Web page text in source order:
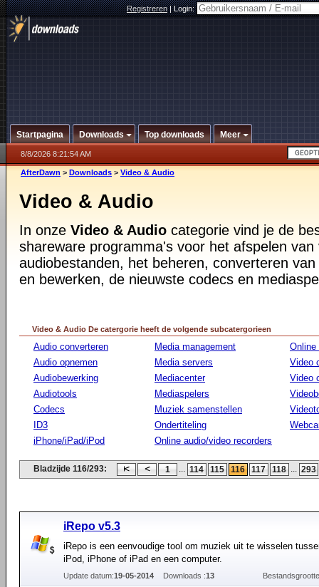
Registreren|Login:
Startpagina Downloads Top downloads Meer
8/8/2026 8:21:54 AM
AfterDawn > Downloads > Video & Audio
Video & Audio
In onze Video & Audio categorie vind je de
shareware programma's voor het afspelen van
audiobestanden, het beheren, converteren
en bewerken, de nieuwste codecs en
Video & Audio De catergorie heeft de volgende subcatergorieen
Audio converteren
Audio opnemen
Audiobewerking
Audiotools
Codecs
ID3
iPhone/iPad/iPod
Media management
Media servers
Mediacenter
Mediaspelers
Muziek samenstellen
Ondertiteling
Online audio/video recorders
Online
Video
Video
Bladzijde 116/293: 1 ... 114 115 116 117 118 ... 293
iRepo v5.3
iRepo is een eenvoudige tool om muziek uit te wisselen
iPod, iPhone of iPad en een computer.
Update datum:19-05-2014 Downloads :13